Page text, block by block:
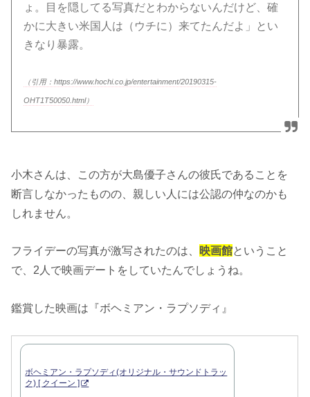
ょ。目を隠してる写真だとわからないんだけど、確
かに大きい米国人は（ウチに）来てたんだよ」とい
きなり暴露。
（引用：https://www.hochi.co.jp/entertainment/20190315-
OHT1T50050.html）
小木さんは、この方が大島優子さんの彼氏であることを
断言しなかったものの、親しい人には公認の仲なのかも
しれません。
フライデーの写真が激写されたのは、 映画館ということ
で、2人で映画デートをしていたんでしょうね。
鑑賞した映画は『ボヘミアン・ラプソディ』
ボヘミアン・ラプソディ(オリジナル・サウンドトラッ
ク) [ クイーン ]